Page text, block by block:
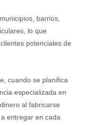
barrios,
lo que
potenciales de
cuando se planifica
especializada en
al fabricarse
entregar en cada